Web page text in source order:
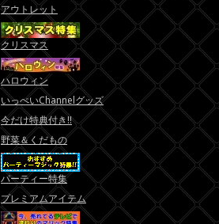
アウトレット
クリスマス
ハロウィン
いっぺいChannelグッズ
今だけ特典付き!!
野菜＆くだもの
パーティー特集
プレミアムアイテム